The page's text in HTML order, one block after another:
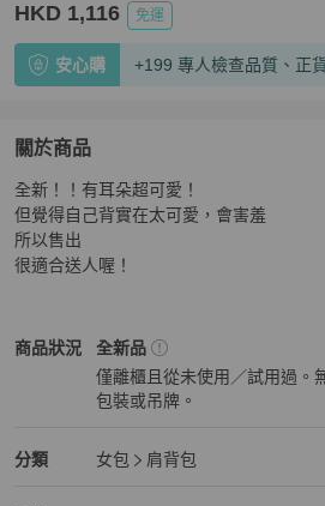
HKD 1,116 免運
安心購 +199 專人檢查品質、正
關於商品
關於 Moschino毛毛包
全新！！有耳朵超可愛！
但覺得自己背實在太可愛，會害羞
所以售出
很適合送人喔！
商品狀況
Moschino 女包商品狀態與細節
全新品
僅離櫃且從未使用／試用過。
包裝或吊牌。
分類
Moschino 女包分類資訊
女包
肩背包